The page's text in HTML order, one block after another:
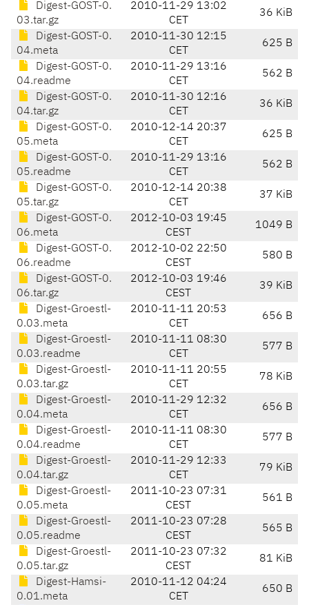
Digest-GOST-0.
03.tar.gz
2010-11-29 13:02
CET
36 KiB
Digest-GOST-0.
04.meta
2010-11-30 12:15
CET
625 B
Digest-GOST-0.
04.readme
2010-11-29 13:16
CET
562 B
Digest-GOST-0.
04.tar.gz
2010-11-30 12:16
CET
36 KiB
Digest-GOST-0.
05.meta
2010-12-14 20:37
CET
625 B
Digest-GOST-0.
05.readme
2010-11-29 13:16
CET
562 B
Digest-GOST-0.
05.tar.gz
2010-12-14 20:38
CET
37 KiB
Digest-GOST-0.
06.meta
2012-10-03 19:45
CEST
1049 B
Digest-GOST-0.
06.readme
2012-10-02 22:50
CEST
580 B
Digest-GOST-0.
06.tar.gz
2012-10-03 19:46
CEST
39 KiB
Digest-Groestl-
0.03.meta
2010-11-11 20:53
CET
656 B
Digest-Groestl-
0.03.readme
2010-11-11 08:30
CET
577 B
Digest-Groestl-
0.03.tar.gz
2010-11-11 20:55
CET
78 KiB
Digest-Groestl-
0.04.meta
2010-11-29 12:32
CET
656 B
Digest-Groestl-
0.04.readme
2010-11-11 08:30
CET
577 B
Digest-Groestl-
0.04.tar.gz
2010-11-29 12:33
CET
79 KiB
Digest-Groestl-
0.05.meta
2011-10-23 07:31
CEST
561 B
Digest-Groestl-
0.05.readme
2011-10-23 07:28
CEST
565 B
Digest-Groestl-
0.05.tar.gz
2011-10-23 07:32
CEST
81 KiB
Digest-Hamsi-
0.01.meta
2010-11-12 04:24
CET
650 B